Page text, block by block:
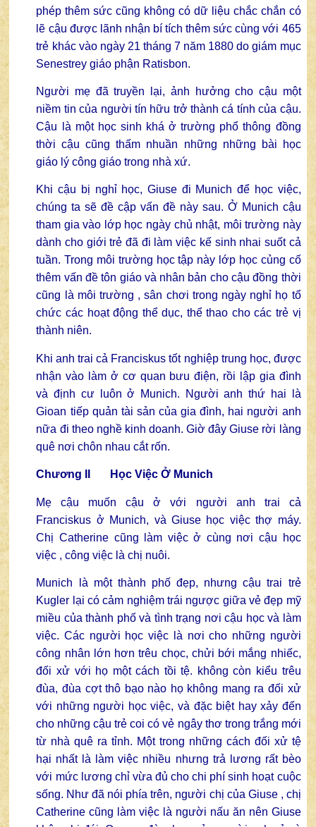
phép thêm sức cũng không có dữ liệu chắc chắn có
lẽ cậu được lãnh nhận bí tích thêm sức cùng với 465
trẻ khác vào ngày 21 tháng 7 năm 1880 do giám mục
Senestrey giáo phận Ratisbon.
Người mẹ đã truyền lại, ảnh hưởng cho cậu một
niềm tin của người tín hữu trở thành cá tính của cậu.
Cậu là một học sinh khá ở trường phổ thông đồng
thời cậu cũng thấm nhuần những những bài học
giáo lý công giáo trong nhà xứ.
Khi cậu bị nghỉ học, Giuse đi Munich để học việc,
chúng ta sẽ đề cập vấn đề này sau. Ở Munich cậu
tham gia vào lớp học ngày chủ nhật, môi trường này
dành cho giới trẻ đã đi làm việc kế sinh nhai suốt cả
tuần. Trong môi trường học tập này lớp học củng cố
thêm vấn đề tôn giáo và nhân bản cho cậu đồng thời
cũng là môi trường , sân chơi trong ngày nghỉ họ tổ
chức các hoạt động thể dục, thể thao cho các trẻ vị
thành niên.
Khi anh trai cả Franciskus tốt nghiệp trung học, được
nhận vào làm ở cơ quan bưu điện, rồi lập gia đình
và định cư luôn ở Munich. Người anh thứ hai là
Gioan tiếp quản tài sản của gia đình, hai người anh
nữa đi theo nghề kinh doanh. Giờ đây Giuse rời làng
quê nơi chôn nhau cắt rốn.
Chương II Học Việc Ở Munich
Mẹ cậu muốn cậu ở với người anh trai cả
Franciskus ở Munich, và Giuse học việc thợ máy.
Chị Catherine cũng làm việc ở cùng nơi cậu học
việc , công việc là chị nuôi.
Munich là một thành phố đẹp, nhưng cậu trai trẻ
Kugler lại có cảm nghiệm trái ngược giữa vẻ đẹp mỹ
miều của thành phố và tình trạng nơi cậu học và làm
việc. Các người học việc là nơi cho những người
công nhân lớn hơn trêu chọc, chửi bới mắng nhiếc,
đối xử với họ một cách tồi tệ. không còn kiểu trêu
đùa, đùa cợt thô bạo nào họ không mang ra đối xử
với những người học việc, và đặc biệt hay xảy đến
cho những cậu trẻ coi có vẻ ngây thơ trong trắng mới
từ nhà quê ra tỉnh. Một trong những cách đối xử tệ
hại nhất là làm việc nhiều nhưng trả lương rất bèo
với mức lương chỉ vừa đủ cho chi phí sinh hoạt cuộc
sống. Như đã nói phía trên, người chị của Giuse , chị
Catherine cũng làm việc là người nấu ăn nên Giuse